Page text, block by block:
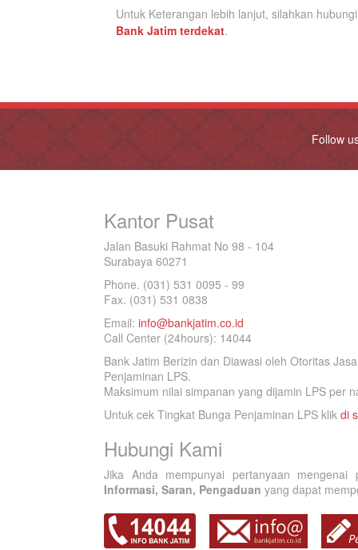
Untuk Keterangan lebih lanjut, silahkan
Bank Jatim terdekat.
Follow
Kantor Pusat
Jalan Basuki Rahmat No 98 - 104
Surabaya 60271
Phone. (031) 531 0095 - 99
Fax. (031) 531 0838
Email: info@bankjatim.co.id
Call Center (24hours): 14044
Bank Jatim Berizin dan Diawasi oleh Otoritas
Penjaminan LPS.
Maksimum nilai simpanan yang dijamin LPS per
Untuk cek Tingkat Bunga Penjaminan LPS klik di
Hubungi Kami
Jika Anda mempunyai pertanyaan
Informasi, Saran, Pengaduan yang dapat